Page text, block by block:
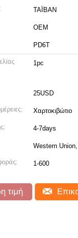
ΤΑΪΒΑΝ
OEM
PD6T
1pc
25USD
Χαρτοκιβώτιο
4-7days
Western
1-600
τιμή